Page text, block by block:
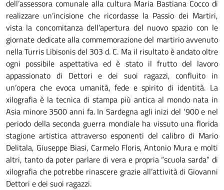
dell’assessora comunale alla cultura Maria Bastiana Cocco di
realizzare un’incisione che ricordasse la Passio dei Martiri,
vista la concomitanza dell’apertura del nuovo spazio con le
giornate dedicate alla commemorazione del martirio avvenuto
nella Turris Libisonis del 303 d. C. Ma il risultato è andato oltre
ogni possibile aspettativa ed è stato il frutto del lavoro
appassionato di Dettori e dei suoi ragazzi, confluito in
un’opera che evoca umanità, fede e spirito di identità. La
xilografia è la tecnica di stampa più antica al mondo nata in
Asia minore 3500 anni fa. In Sardegna agli inizi del ‘900 e nel
periodo della seconda guerra mondiale ha vissuto una florida
stagione artistica attraverso esponenti del calibro di Mario
Delitala, Giuseppe Biasi, Carmelo Floris, Antonio Mura e molti
altri, tanto da poter parlare di vera e propria “scuola sarda” di
xilografia che potrebbe rinascere grazie all’attività di Giovanni
Dettori e dei suoi ragazzi.